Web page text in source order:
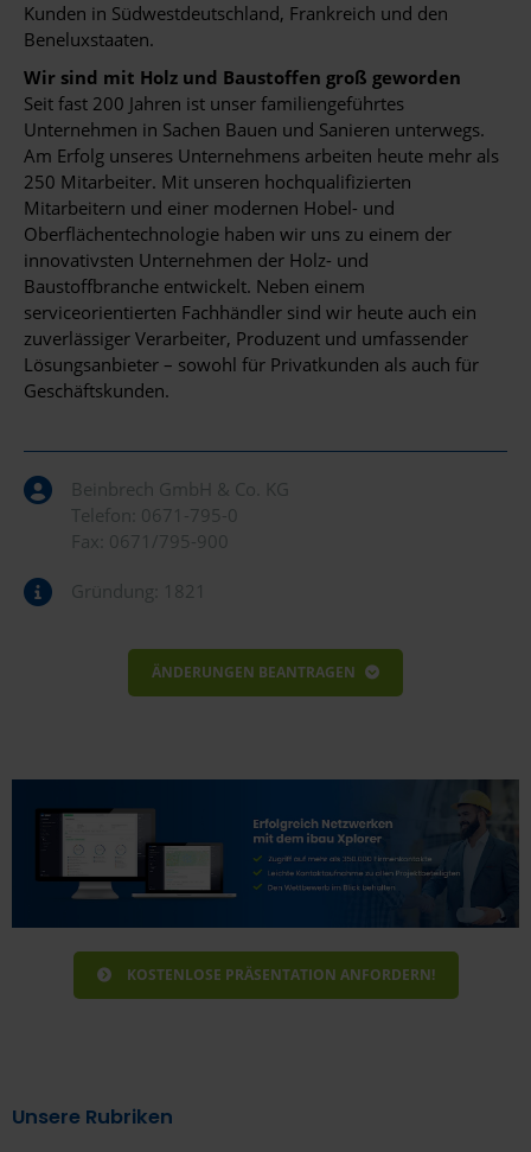
Kunden in Südwestdeutschland, Frankreich und den
Beneluxstaaten.
Wir sind mit Holz und Baustoffen groß geworden
Seit fast 200 Jahren ist unser familiengeführtes
Unternehmen in Sachen Bauen und Sanieren unterwegs.
Am Erfolg unseres Unternehmens arbeiten heute mehr als
250 Mitarbeiter. Mit unseren hochqualifizierten
Mitarbeitern und einer modernen Hobel- und
Oberflächentechnologie haben wir uns zu einem der
innovativsten Unternehmen der Holz- und
Baustoffbranche entwickelt. Neben einem
serviceorientierten Fachhändler sind wir heute auch ein
zuverlässiger Verarbeiter, Produzent und umfassender
Lösungsanbieter – sowohl für Privatkunden als auch für
Geschäftskunden.
Beinbrech GmbH & Co. KG
Telefon: 0671-795-0
Fax: 0671/795-900
Gründung: 1821
ÄNDERUNGEN BEANTRAGEN
Bitte geben sie nachfolgend die Informationen
zum Unternehmen an.
KOSTENLOSE PRÄSENTATION ANFORDERN!
Unsere Rubriken